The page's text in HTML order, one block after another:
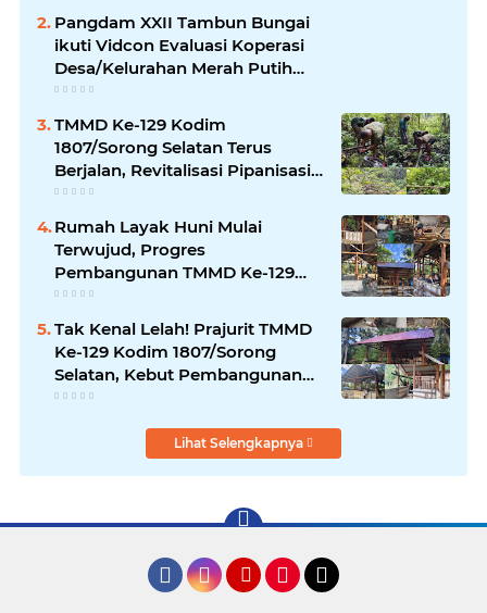
Pangdam XXII Tambun Bungai
ikuti Vidcon Evaluasi Koperasi
Desa/Kelurahan Merah Putih
dipimpin Wakil Panglima TNI
TMMD Ke-129 Kodim
1807/Sorong Selatan Terus
Berjalan, Revitalisasi Pipanisasi
Air Bersih di Kampung Sesor
Capai Progres 30 Persen
Rumah Layak Huni Mulai
Terwujud, Progres
Pembangunan TMMD Ke-129
Kodim 1807/Sorong Selatan
Capai 20%
Tak Kenal Lelah! Prajurit TMMD
Ke-129 Kodim 1807/Sorong
Selatan, Kebut Pembangunan
Rumah Warga Demi Wujudkan
Lihat Selengkapnya